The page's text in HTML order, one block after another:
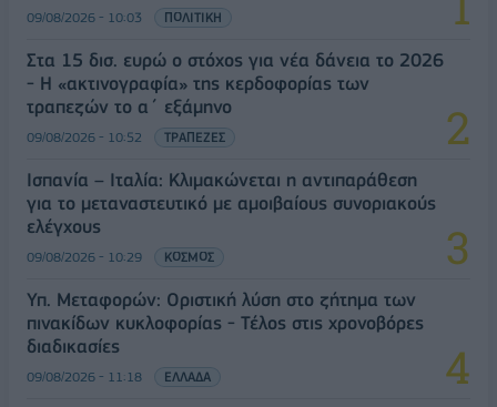
09/08/2026 - 10:03 ΠΟΛΙΤΙΚΗ
Στα 15 δισ. ευρώ ο στόχος για νέα δάνεια το 2026
- Η «ακτινογραφία» της κερδοφορίας των
τραπεζών το α΄ εξάμηνο
09/08/2026 - 10:52 ΤΡΑΠΕΖΕΣ
Ισπανία – Ιταλία: Κλιμακώνεται η αντιπαράθεση
για το μεταναστευτικό με αμοιβαίους συνοριακούς
ελέγχους
09/08/2026 - 10:29 ΚΟΣΜΟΣ
Υπ. Μεταφορών: Οριστική λύση στο ζήτημα των
πινακίδων κυκλοφορίας - Τέλος στις χρονοβόρες
διαδικασίες
09/08/2026 - 11:18 ΕΛΛΑΔΑ